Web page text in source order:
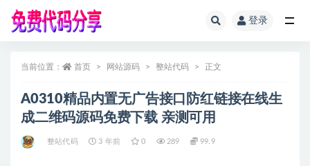
登录
当前位置： 首页 网站源码 整站代码 正文
A0310精品内置无广告接口防红链接在线生
成二维码源码免费下载 亲测可用
整站代码 3 年前 0 289 99.9